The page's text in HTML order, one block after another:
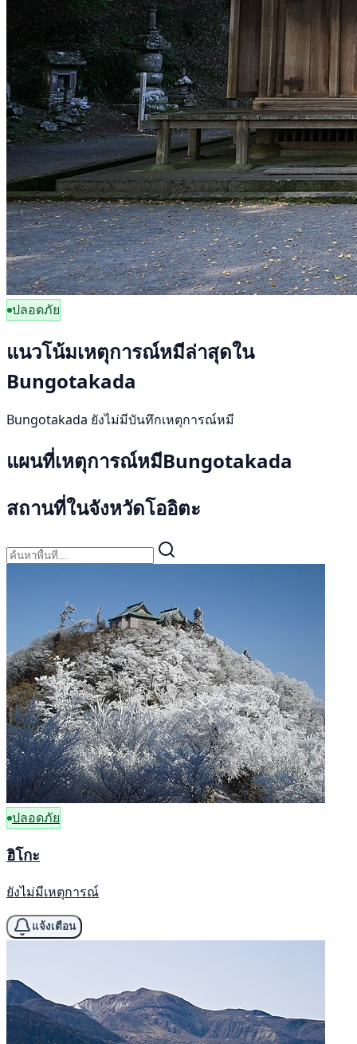
ปลอดภัย
แนวโน้มเหตุการณ์หมีล่าสุดใน
Bungotakada
Bungotakada ยังไม่มีบันทึกเหตุการณ์หมี
แผนที่เหตุการณ์หมีBungotakada
สถานที่ในจังหวัดโออิตะ
ปลอดภัย
ฮิโกะ
ยังไม่มีเหตุการณ์
แจ้งเตือน